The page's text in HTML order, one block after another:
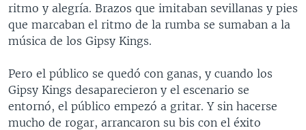
ritmo y alegría. Brazos que imitaban sevillanas y pies
que marcaban el ritmo de la rumba se sumaban a la
música de los Gipsy Kings.
Pero el público se quedó con ganas, y cuando los
Gipsy Kings desaparecieron y el escenario se
entornó, el público empezó a gritar. Y sin hacerse
mucho de rogar, arrancaron su bis con el éxito